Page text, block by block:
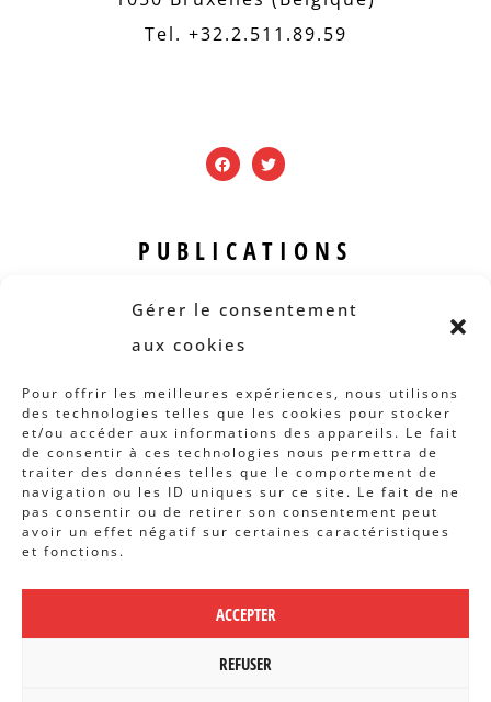
Gérer le consentement
aux cookies
Pour offrir les meilleures expériences, nous utilisons
des technologies telles que les cookies pour stocker
et/ou accéder aux informations des appareils. Le fait
de consentir à ces technologies nous permettra de
traiter des données telles que le comportement de
navigation ou les ID uniques sur ce site. Le fait de ne
pas consentir ou de retirer son consentement peut
avoir un effet négatif sur certaines caractéristiques
et fonctions.
ACCEPTER
REFUSER
Tel. +32.2.511.89.59
PUBLICATIONS
Revue B.I.S.
Rapports et analyses
Articles
AUTRES INFOS
Actions
Concertation
Archives
POLITIQUE DE CONFIDENTIALITÉ|
CBCS ASBL | WEBDESIGN PAR